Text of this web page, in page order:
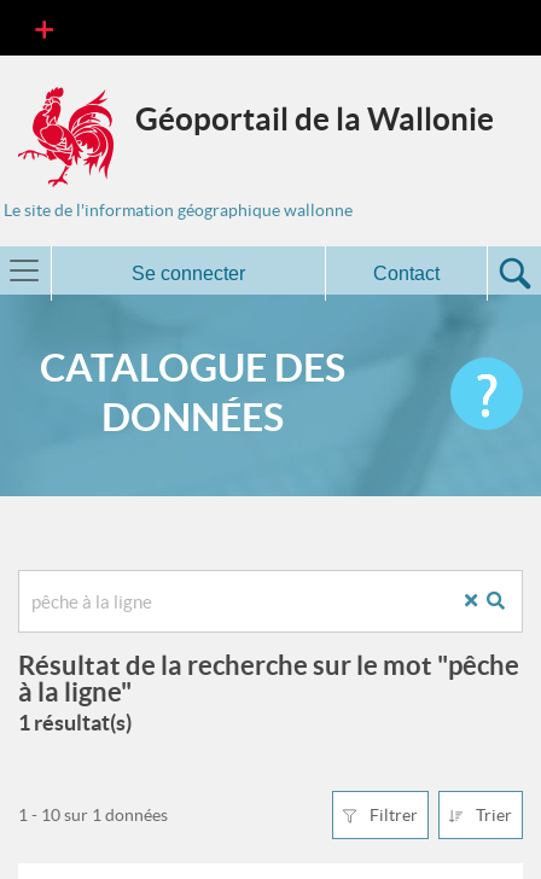
Géoportail de la Wallonie
Le site de l'information géographique wallonne
Se connecter Contact
CATALOGUE DES
DONNÉES
Résultat de la recherche sur le mot "pêche
à la ligne"
1 résultat(s)
Filtrer Trier
1 - 10 sur 1 données